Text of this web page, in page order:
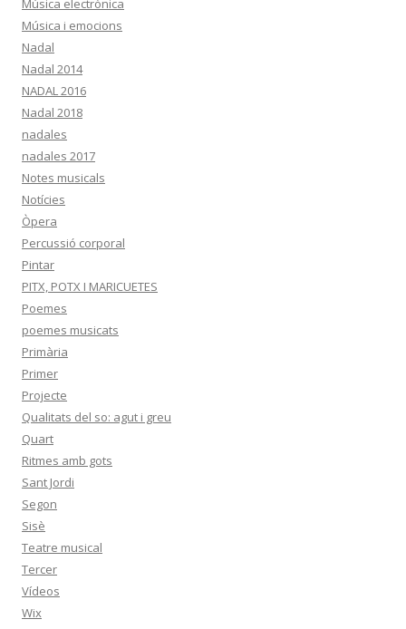
Música electrònica
Música i emocions
Nadal
Nadal 2014
NADAL 2016
Nadal 2018
nadales
nadales 2017
Notes musicals
Notícies
Òpera
Percussió corporal
Pintar
PITX, POTX I MARICUETES
Poemes
poemes musicats
Primària
Primer
Projecte
Qualitats del so: agut i greu
Quart
Ritmes amb gots
Sant Jordi
Segon
Sisè
Teatre musical
Tercer
Vídeos
Wix